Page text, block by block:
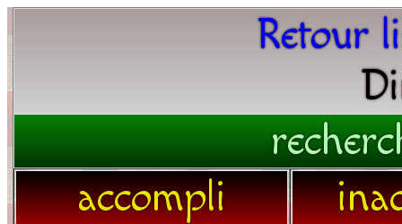
Retour
accompli